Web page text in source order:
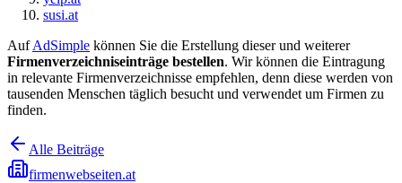
susi.at
AufAdSimple können Sie die Erstellung dieser und weiterer
Firmenverzeichniseinträge bestellen. Wir können die Eintragung
in relevante Firmenverzeichnisse empfehlen, denn diese werden von
tausenden Menschen täglich besucht und verwendet um Firmen zu
finden.
Alle Beiträge
firmenwebseiten.at